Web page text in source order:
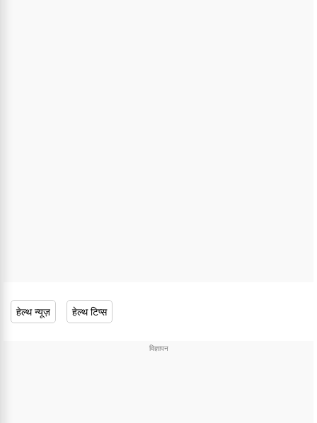
हेल्थ न्यूज़ हेल्थ टिप्स